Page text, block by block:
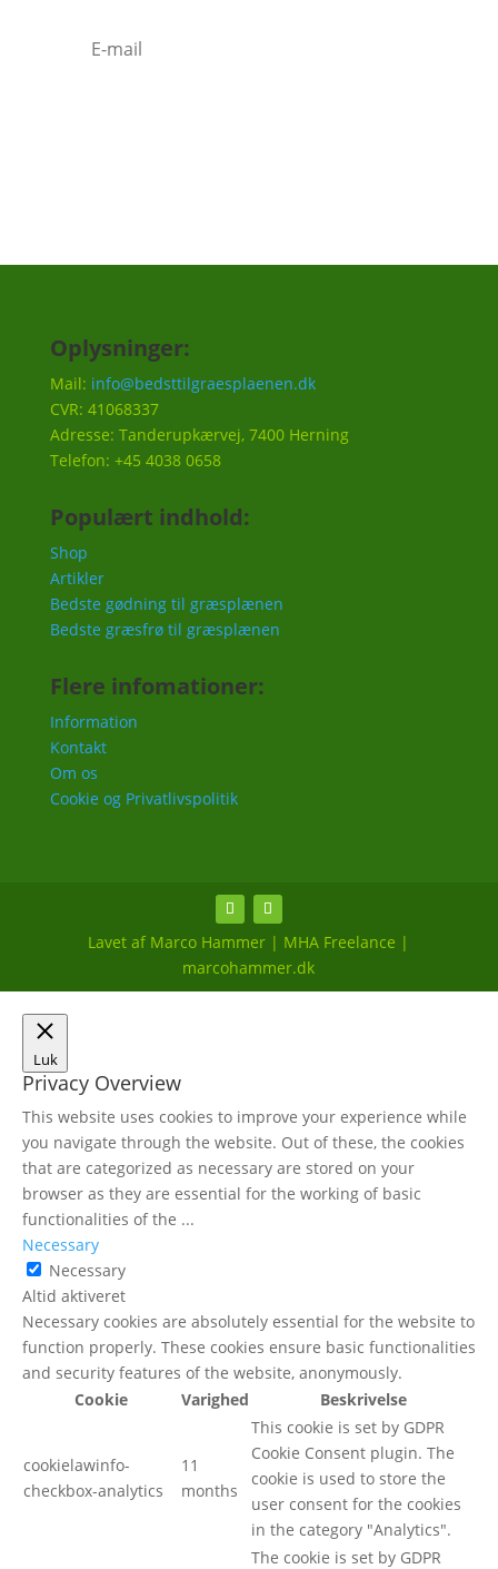
Oplysninger:
Mail: info@bedsttilgraesplaenen.dk
CVR: 41068337
Adresse: Tanderupkærvej, 7400 Herning
Telefon: +45 4038 0658
Populært indhold:
Shop
Artikler
Bedste gødning til græsplænen
Bedste græsfrø til græsplænen
Flere infomationer:
Information
Kontakt
Om os
Cookie og Privatlivspolitik
Lavet af Marco Hammer | MHA Freelance |
marcohammer.dk
Luk
Privacy Overview
This website uses cookies to improve your experience while
you navigate through the website. Out of these, the cookies
that are categorized as necessary are stored on your
browser as they are essential for the working of basic
functionalities of the ...
Necessary
Necessary
Altid aktiveret
Necessary cookies are absolutely essential for the website to
function properly. These cookies ensure basic functionalities
and security features of the website, anonymously.
Cookie
Varighed Beskrivelse
cookielawinfo-
checkbox-analytics
11
months
This cookie is set by GDPR
Cookie Consent plugin. The
cookie is used to store the
user consent for the cookies
in the category "Analytics".
The cookie is set by GDPR